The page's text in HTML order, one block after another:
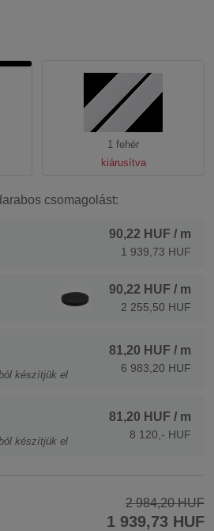
1 fehér
kiárusítva
csomagolást:
90,22 HUF / m
1 939,73 HUF
90,22 HUF / m
2 255,50 HUF
készítjük el
81,20 HUF / m
6 983,20 HUF
készítjük el
81,20 HUF / m
8 120,- HUF
2 984,20 HUF
1 939,73 HUF